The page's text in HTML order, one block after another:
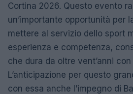
Cortina 2026. Questo evento
un’importante opportunità per
mettere al servizio dello sport
esperienza e competenza,
che dura da oltre vent’anni
L’anticipazione per questo
con essa anche l’impegno di